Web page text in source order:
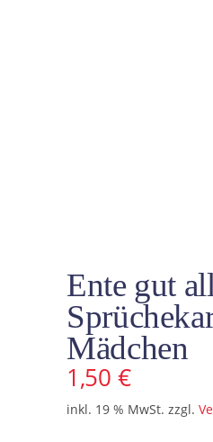
Ente gut
Mädchen
1,50 €
inkl. 19 % MwSt. zzgl.